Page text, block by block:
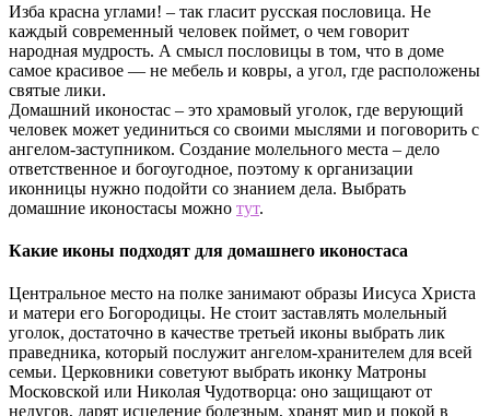
Изба красна углами! – так гласит русская пословица. Не
каждый современный человек поймет, о чем говорит
народная мудрость. А смысл пословицы в том, что в доме
самое красивое — не мебель и ковры, а угол, где расположены
святые лики.
Домашний иконостас – это храмовый уголок, где верующий
человек может уединиться со своими мыслями и поговорить с
ангелом-заступником. Создание молельного места – дело
ответственное и богоугодное, поэтому к организации
иконницы нужно подойти со знанием дела. Выбрать
домашние иконостасы можно тут.
Какие иконы подходят для домашнего иконостаса
Центральное место на полке занимают образы Иисуса Христа
и матери его Богородицы. Не стоит заставлять молельный
уголок, достаточно в качестве третьей иконы выбрать лик
праведника, который послужит ангелом-хранителем для всей
семьи. Церковники советуют выбрать иконку Матроны
Московской или Николая Чудотворца: оно защищают от
недугов, дарят исцеление болезным, хранят мир и покой в